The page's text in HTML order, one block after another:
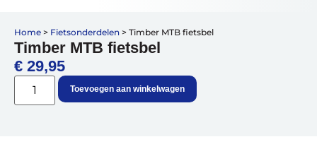
Vakantiefietsen
Intakelijst voor een vakantiefiets
Keuzehulp: Hoe kies je een vakantiefiets
Keuzehulp: Elektrische fiets
Merken
Fietsverzekering Afsluiten
Home > Fietsonderdelen > Timber MTB fietsbel
Timber MTB fietsbel
€ 29,95
Toevoegen aan winkelwagen